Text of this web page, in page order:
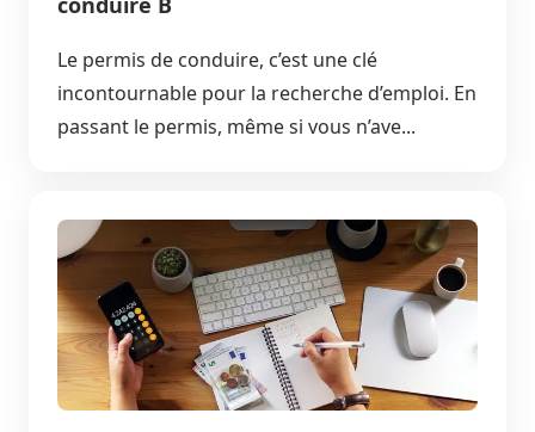
Le permis de conduire, c’est une clé
incontournable pour la recherche d’emploi. En
passant le permis, même si vous n’ave...